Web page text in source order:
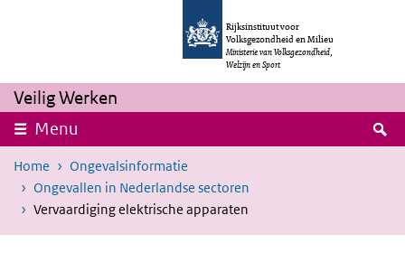
Overslaan en naar de inhoud gaan
Rijksinstituut voor
Volksgezondheid en Milieu
Ministerie van Volksgezondheid,
Welzijn en Sport
Veilig Werken
Menu
Home
Ongevalsinformatie
Ongevallen in Nederlandse sectoren
Vervaardiging elektrische apparaten